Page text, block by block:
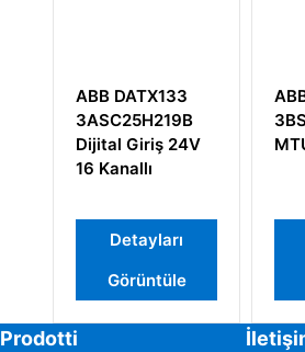
ABB DATX133
3ASC25H219B
Dijital Giriş 24V
16 Kanallı
Detayları
Görüntüle
Prodotti